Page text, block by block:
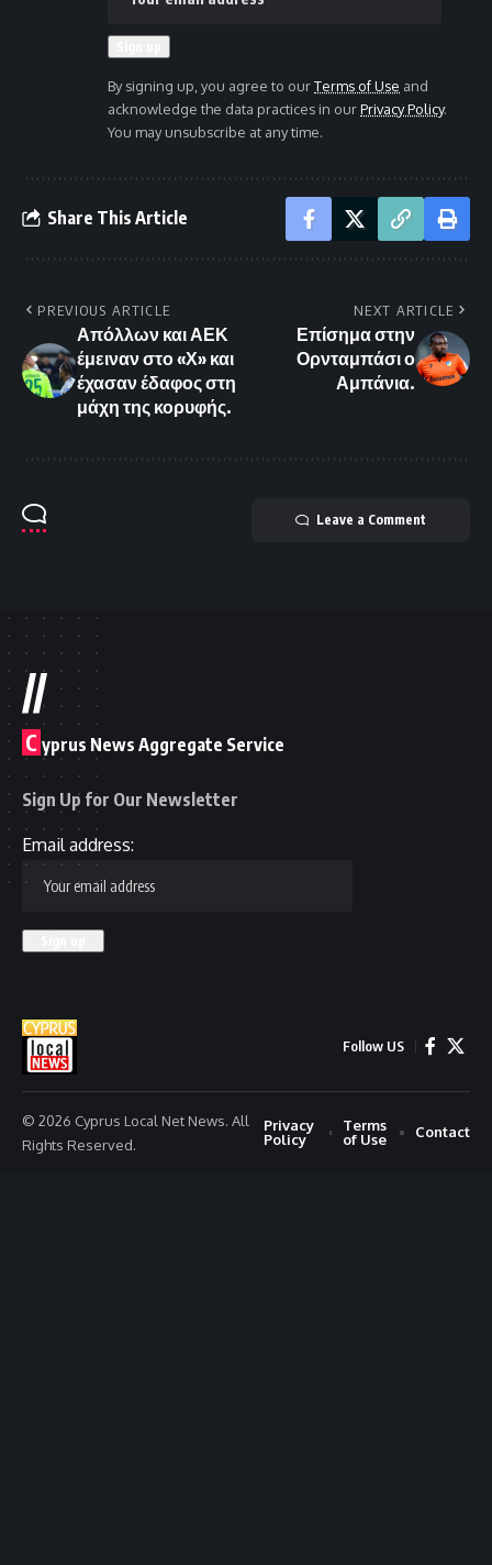
By signing up, you agree to ourTerms of Use and
acknowledge the data practices in ourPrivacy Policy.
You may unsubscribe at any time.
Share This Article
PREVIOUS ARTICLE
Απόλλων και ΑΕΚ
έμειναν στο «Χ» και
έχασαν έδαφος στη
μάχη της κορυφής.
NEXT ARTICLE
Επίσημα στην
Ορνταμπάσι ο
Αμπάνια.
Leave a Comment
//
C yprus News Aggregate Service
Sign Up for Our Newsletter
Email address:
Follow US
© 2026 Cyprus Local Net News. All
Rights Reserved.
Privacy
Policy
Terms
of Use
Contact